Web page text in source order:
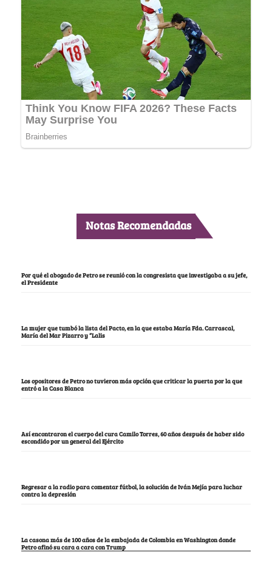
Notas Recomendadas
Por qué el abogado de Petro se reunió con la congresista que investigaba a su jefe,
el Presidente
La mujer que tumbó la lista del Pacto, en la que estaba María Fda. Carrascal,
María del Mar Pizarro y “Lalis
Los opositores de Petro no tuvieron más opción que criticar la puerta por la que
entró a la Casa Blanca
Así encontraron el cuerpo del cura Camilo Torres, 60 años después de haber sido
escondido por un general del Ejército
Regresar a la radio para comentar fútbol, la solución de Iván Mejía para luchar
contra la depresión
La casona más de 100 años de la embajada de Colombia en Washington donde
Petro afinó su cara a cara con Trump